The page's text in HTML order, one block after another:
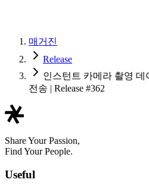
매거진
Release
인스턴트 카메라 촬영 데
전송 | Release #362
Share Your Passion,
Find Your People.
Useful